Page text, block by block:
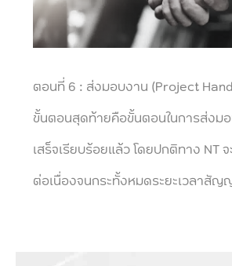
ตอนที่ 6 : ส่งมอบงาน (Project
ขั้นตอนสุดท้ายคือขั้นตอนในการส่งม
เสร็จเรียบร้อยแล้ว โดยปกติทาง NT
ต่อเนื่องจนกระทั้งหมดระยะเวลาสัญ